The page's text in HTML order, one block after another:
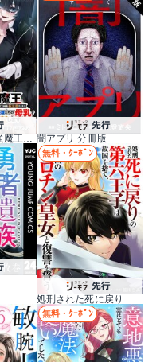
生後0ヶ月の最強魔王 食べるだけ強くなるチート能力持ち転生者だけど赤ちゃんなので英雄たちの母乳で成長して無双します 闇アプリ 分冊版
無料・ｸｰﾎﾟﾝ
無料・ｸｰﾎﾟﾝ